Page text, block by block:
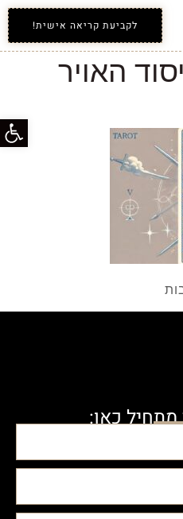
פתח
לקביעת קריאה אישית!
האויר
כאן: